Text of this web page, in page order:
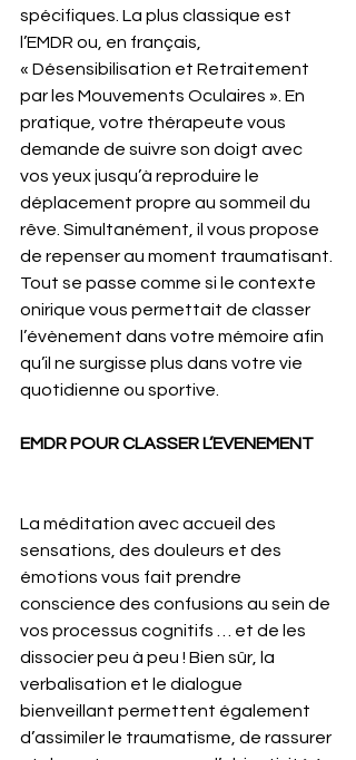
spécifiques. La plus classique est
l’EMDR ou, en français,
« Désensibilisation et Retraitement
par les Mouvements Oculaires ». En
pratique, votre thérapeute vous
demande de suivre son doigt avec
vos yeux jusqu’à reproduire le
déplacement propre au sommeil du
rêve. Simultanément, il vous propose
de repenser au moment traumatisant.
Tout se passe comme si le contexte
onirique vous permettait de classer
l’évènement dans votre mémoire afin
qu’il ne surgisse plus dans votre vie
quotidienne ou sportive.
EMDR POUR CLASSER L’EVENEMENT
La méditation avec accueil des
sensations, des douleurs et des
émotions vous fait prendre
conscience des confusions au sein de
vos processus cognitifs … et de les
dissocier peu à peu ! Bien sûr, la
verbalisation et le dialogue
bienveillant permettent également
d’assimiler le traumatisme, de rassurer